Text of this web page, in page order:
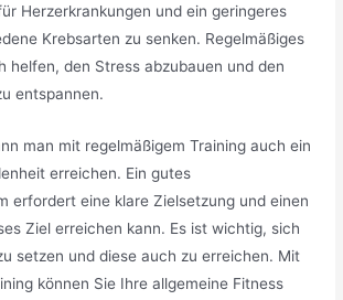
Herzerkrankungen und ein geringeres
Krebsarten zu senken. Regelmäßiges
helfen, den Stress abzubauen und den
entspannen.
man mit regelmäßigem Training auch ein
erreichen. Ein gutes
erfordert eine klare Zielsetzung und einen
Ziel erreichen kann. Es ist wichtig, sich
setzen und diese auch zu erreichen. Mit
können Sie Ihre allgemeine Fitness